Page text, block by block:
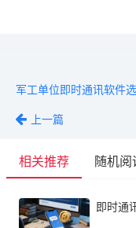
上一篇
相关推荐 随机阅
即时通